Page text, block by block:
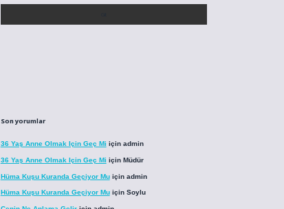
Son yorumlar
36 Yaş Anne Olmak Için Geç Mi için admin
36 Yaş Anne Olmak Için Geç Mi için Müdür
Hüma Kuşu Kuranda Geçiyor Muiçin admin
Hüma Kuşu Kuranda Geçiyor Muiçin Soylu